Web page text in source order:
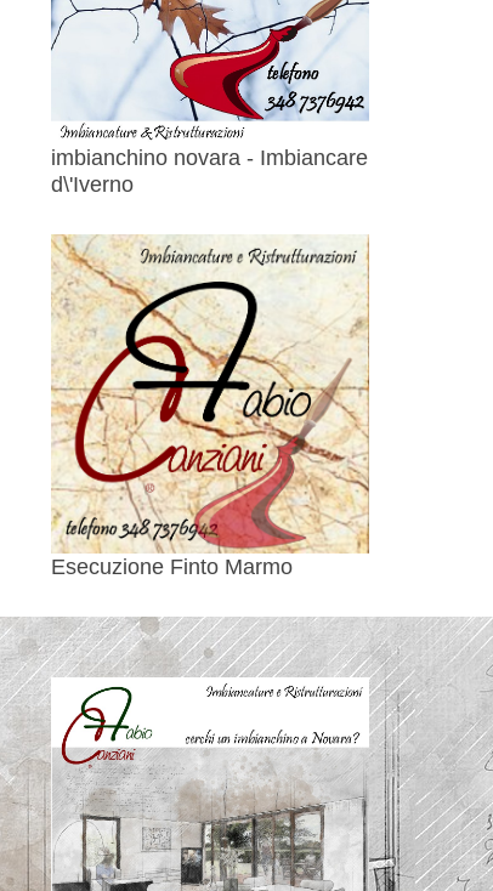
imbianchino novara - Imbiancare
d\'Iverno
Esecuzione Finto Marmo